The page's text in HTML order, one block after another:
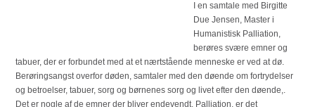
I en samtale med Birgitte
Due Jensen, Master i
Humanistisk Palliation,
berøres svære emner og
tabuer, der er forbundet med at et nærtstående menneske er ved at dø.
Berøringsangst overfor døden, samtaler med den døende om fortrydelser
og betroelser, tabuer, sorg og børnenes sorg og livet efter den døende,.
Det er nogle af de emner der bliver endevendt. Palliation, er det